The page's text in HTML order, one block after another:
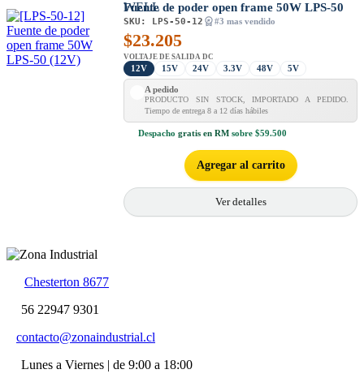
Fuente de poder open frame 50W LPS-50
SKU: LPS-50-12 #3 mas vendido
$23.205
VOLTAJE DE SALIDA DC
12V 15V 24V 3.3V 48V 5V
A pedido
PRODUCTO SIN STOCK, IMPORTADO A PEDIDO.
Tiempo de entrega 8 a 12 días hábiles
Despacho gratis en RM sobre $59.500
Agregar al carrito
Ver detalles
Chesterton 8677
56 22947 9301
contacto@zonaindustrial.cl
Lunes a Viernes | de 9:00 a 18:00